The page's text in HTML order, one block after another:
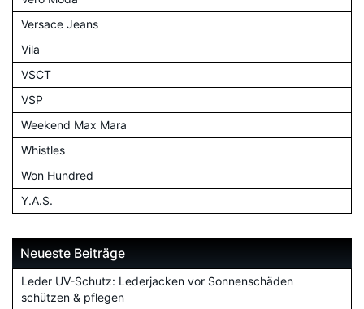
Versace Jeans
Vila
VSCT
VSP
Weekend Max Mara
Whistles
Won Hundred
Y.A.S.
Neueste Beiträge
Leder UV-Schutz: Lederjacken vor Sonnenschäden
schützen & pflegen